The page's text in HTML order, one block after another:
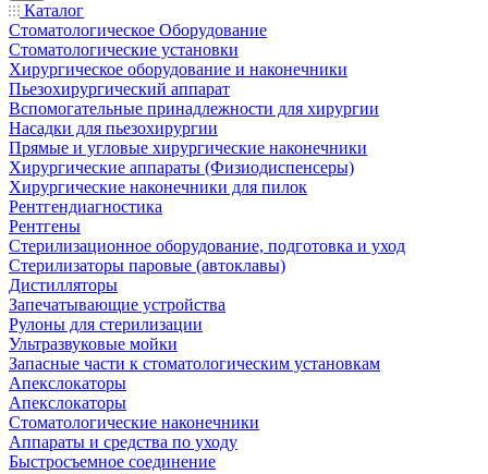
Каталог
Стоматологическое Оборудование
Стоматологические установки
Хирургическое оборудование и наконечники
Пьезохирургический аппарат
Вспомогательные принадлежности для хирургии
Насадки для пьезохирургии
Прямые и угловые хирургические наконечники
Хирургические аппараты (Физиодиспенсеры)
Хирургические наконечники для пилок
Рентгендиагностика
Рентгены
Стерилизационное оборудование, подготовка и уход
Стерилизаторы паровые (автоклавы)
Дистилляторы
Запечатывающие устройства
Рулоны для стерилизации
Ультразвуковые мойки
Запасные части к стоматологическим установкам
Апекслокаторы
Апекслокаторы
Стоматологические наконечники
Аппараты и средства по уходу
Быстросъемное соединение